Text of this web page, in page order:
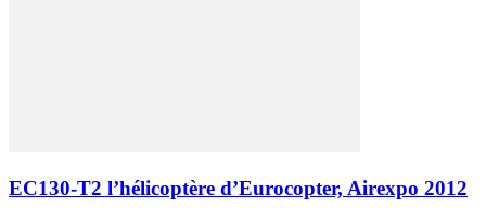
EC130-T2 l’hélicoptère d’Eurocopter, Airexpo 2012